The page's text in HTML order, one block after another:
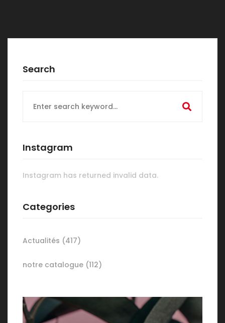
Search
for:
Instagram
Instagram has returned invalid data.
Categories
Actualités (417)
notre catalogue (112)